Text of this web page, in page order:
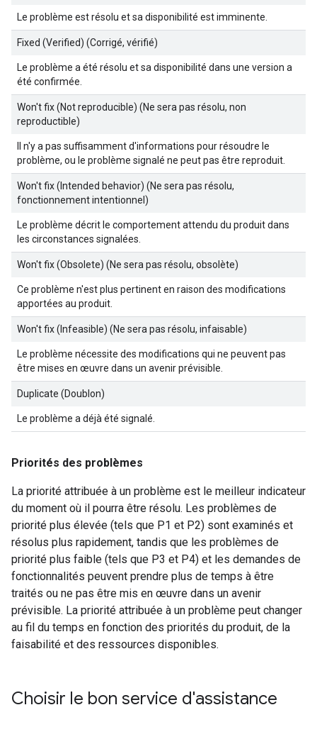
Le problème est résolu et sa disponibilité est imminente.
Fixed (Verified) (Corrigé, vérifié)
Le problème a été résolu et sa disponibilité dans une version a
été confirmée.
Won't fix (Not reproducible) (Ne sera pas résolu, non
reproductible)
Il n'y a pas suffisamment d'informations pour résoudre le
problème, ou le problème signalé ne peut pas être reproduit.
Won't fix (Intended behavior) (Ne sera pas résolu,
fonctionnement intentionnel)
Le problème décrit le comportement attendu du produit dans
les circonstances signalées.
Won't fix (Obsolete) (Ne sera pas résolu, obsolète)
Ce problème n'est plus pertinent en raison des modifications
apportées au produit.
Won't fix (Infeasible) (Ne sera pas résolu, infaisable)
Le problème nécessite des modifications qui ne peuvent pas
être mises en œuvre dans un avenir prévisible.
Duplicate (Doublon)
Le problème a déjà été signalé.
Priorités des problèmes
La priorité attribuée à un problème est le meilleur indicateur
du moment où il pourra être résolu. Les problèmes de
priorité plus élevée (tels que P1 et P2) sont examinés et
résolus plus rapidement, tandis que les problèmes de
priorité plus faible (tels que P3 et P4) et les demandes de
fonctionnalités peuvent prendre plus de temps à être
traités ou ne pas être mis en œuvre dans un avenir
prévisible. La priorité attribuée à un problème peut changer
au fil du temps en fonction des priorités du produit, de la
faisabilité et des ressources disponibles.
Choisir le bon service d'assistance